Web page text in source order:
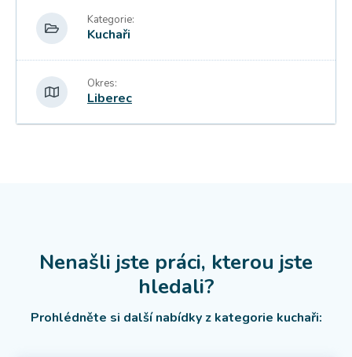
Kategorie:
Kuchaři
Okres:
Liberec
Nenašli jste práci, kterou jste
hledali?
Prohlédněte si další nabídky z kategorie kuchaři: